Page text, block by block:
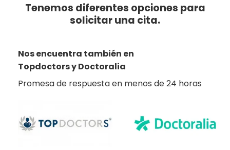
Tenemos diferentes opciones para
solicitar una cita.
Nos encuentra también en
Topdoctors y Doctoralia
Promesa de respuesta en menos de 24 horas